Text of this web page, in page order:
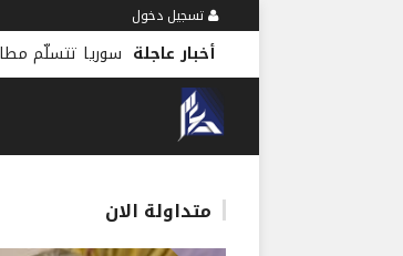
تسجيل دخول
أخبار عاجلة سوريا تتسلّم
متداولة الان